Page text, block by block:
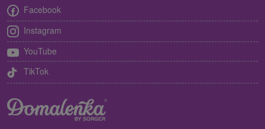
Facebook
Instagram
YouTube
TikTok